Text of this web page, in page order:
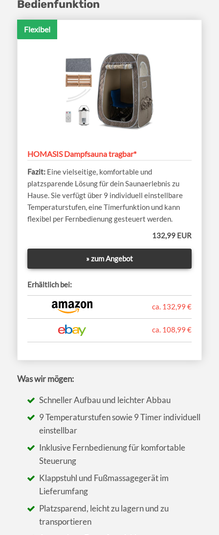
Bedienfunktion
Flexibel
HOMASIS Dampfsauna tragbar*
Eine vielseitige, komfortable und
platzsparende Lösung für dein Saunaerlebnis zu
Hause. Sie verfügt über 9 individuell einstellbare
Temperaturstufen, eine Timerfunktion und kann
flexibel per Fernbedienung gesteuert werden.
132,99 EUR
» zum Angebot
Erhältlich bei:
ca. 132,99 €
ca. 108,99 €
Was wir mögen:
Schneller Aufbau und leichter Abbau
9 Temperaturstufen sowie 9 Timer individuell
einstellbar
Inklusive Fernbedienung für komfortable
Steuerung
Klappstuhl und Fußmassagegerät im
Lieferumfang
Platzsparend, leicht zu lagern und zu
transportieren